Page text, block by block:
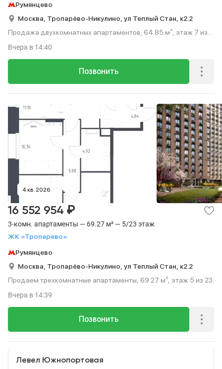
Румянцево
Москва, Тропарёво-Никулино, ул Теплый Стан, к2.2
Продажа двухкомнатных апартаментов, 64.85 м², этаж 7 из
Позвонить
Вчера в 14:40
4 кв. 2026
3-комн. апартаменты — 69.27 м² — 5/23 этаж
ЖК «Тропарево»
16 552 954 ₽
Румянцево
Москва, Тропарёво-Никулино, ул Теплый Стан, к2.2
Продаем трехкомнатные апартаменты, 69.27 м², этаж 5 из 23.
Позвонить
Вчера в 14:39
Левел Южнопортовая